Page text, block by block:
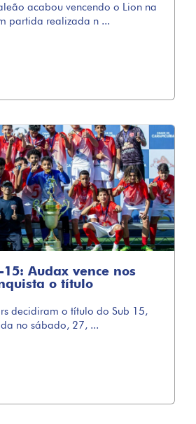
acabou vencendo o Lion na
partida realizada n ...
15: Audax vence nos
o título
decidiram o título do Sub 15,
no sábado, 27, ...